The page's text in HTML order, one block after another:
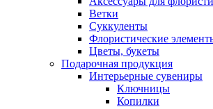
Ветки
Суккуленты
Флористические
Цветы, букеты
Подарочная продукция
Интерьерные сувениры
Ключницы
Копилки